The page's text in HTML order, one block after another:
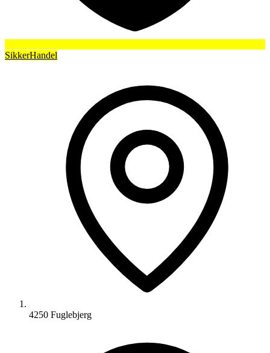
SikkerHandel
4250 Fuglebjerg